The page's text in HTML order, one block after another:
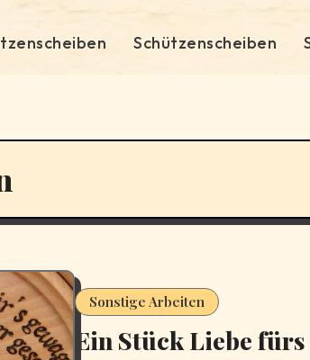
Schützenscheiben
Sonstige Arbeiten
Ein Stück Liebe fürs